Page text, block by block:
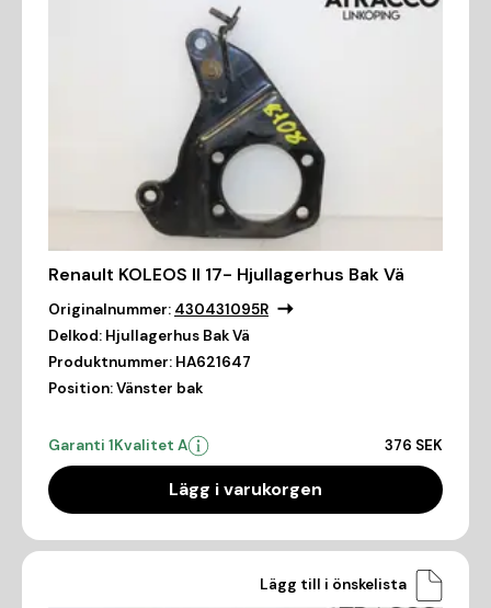
Renault KOLEOS II 17- Hjullagerhus Bak Vä
Originalnummer: 430431095R
Delkod: Hjullagerhus Bak Vä
Produktnummer: HA621647
Position:Vänster bak
Garanti 1Kvalitet A 376 SEK
Lägg i varukorgen
Lägg till i önskelista